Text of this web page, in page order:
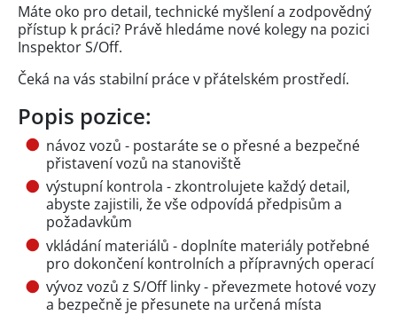
Máte oko pro detail, technické myšlení a zodpovědný
přístup k práci? Právě hledáme nové kolegy na pozici
Inspektor S/Off.
Čeká na vás stabilní práce v přátelském prostředí.
Popis pozice:
návoz vozů - postaráte se o přesné a bezpečné
přistavení vozů na stanoviště
výstupní kontrola - zkontrolujete každý detail,
abyste zajistili, že vše odpovídá předpisům a
požadavkům
vkládání materiálů - doplníte materiály potřebné
pro dokončení kontrolních a přípravných operací
vývoz vozů z S/Off linky - převezmete hotové vozy
a bezpečně je přesunete na určená místa